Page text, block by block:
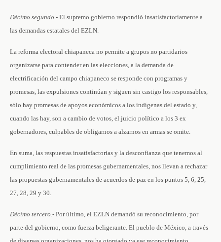
Décimo segundo.- El supremo gobierno respondió insatisfactoriamente a
las demandas estatales del EZLN.
La reforma electoral chiapaneca no permite a grupos no partidarios
organizarse para contender en las elecciones, a la demanda de
electrificación del campo chiapaneco se responde con programas y
promesas, las expulsiones continúan y siguen sin castigo los responsables,
sólo hay promesas de apoyos económicos a los indígenas del estado y,
cuando las hay, son a cambio de votos, el juicio político a los 3 ex
gobernadores, culpables de obligarnos a alzarnos en armas se omite.
En suma, las respuestas insatisfactorias y la desconfianza que tenemos al
cumplimiento real de las promesas gubernamentales, nos llevan a rechazar
las propuestas gubernamentales de acuerdos de paz en los puntos 5, 6, 25,
27, 28, 29 y 30.
Décimo tercero.- Por último, el EZLN demandó su reconocimiento, por
parte del gobierno, como fuerza beligerante. El pueblo de México, a través